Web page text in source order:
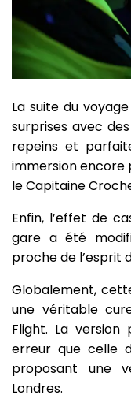
La suite du
surprises avec
repeins et
immersion encore
le Capitaine
Enfin, l’effet de
gare a été
proche de l’esprit
Globalement,
une véritable
Flight. La
erreur que celle
proposant une
Londres.